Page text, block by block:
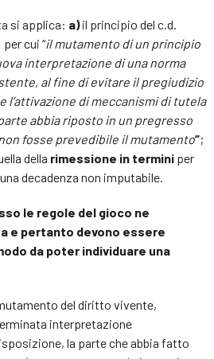
si applica: a)il principio del c.d.
per cui “il mutamento di un principio
interpretazione di una norma
al fine di evitare il pregiudizio
l’attivazione di meccanismi di tutela
abbia riposto in un pregresso
fosse prevedibile il mutamento”;
della rimessione in termini per
decadenza non imputabile.
le regole del gioco ne
e pertanto devono essere
da poter individuare una
del diritto vivente,
interpretazione
la parte che abbia fatto